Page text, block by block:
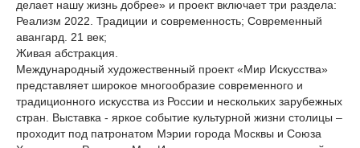
делает нашу жизнь добрее» и проект включает три раздела:
Реализм 2022. Традиции и современность; Современный
авангард. 21 век;
Живая абстракция.
Международный художественный проект «Мир Искусства»
представляет широкое многообразие современного и
традиционного искусства из России и нескольких зарубежных
стран. Выставка - яркое событие культурной жизни столицы –
проходит под патронатом Мэрии города Москвы и Союза